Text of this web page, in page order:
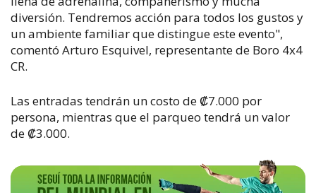
diversión. Tendremos acción para todos los gustos y
un ambiente familiar que distingue este evento",
comentó Arturo Esquivel, representante de Boro 4x4
CR.
Las entradas tendrán un costo de ₡7.000 por
persona, mientras que el parqueo tendrá un valor
de ₡3.000.